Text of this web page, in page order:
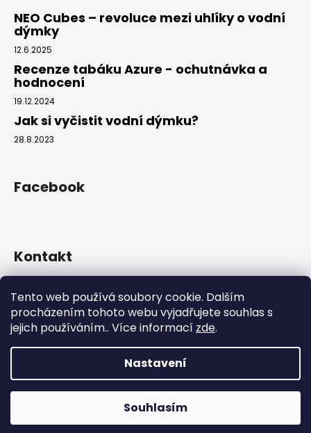
Tento web používá soubory cookie. Dalším
procházením tohoto webu vyjadřujete souhlas s
jejich používáním.. Více informací zde.
Nastavení
Souhlasím
NEO Cubes – revoluce mezi uhlíky o vodní
dýmky
12.6.2025
Recenze tabáku Azure - ochutnávka a
hodnocení
19.12.2024
Jak si vyčistit vodní dýmku?
28.8.2023
Facebook
Kontakt
+420 739 522 572
hookah_gang.cz/
Copyright 2026Hookah Gang. Všechna práva vyhrazena.